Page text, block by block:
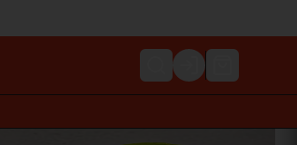
Login